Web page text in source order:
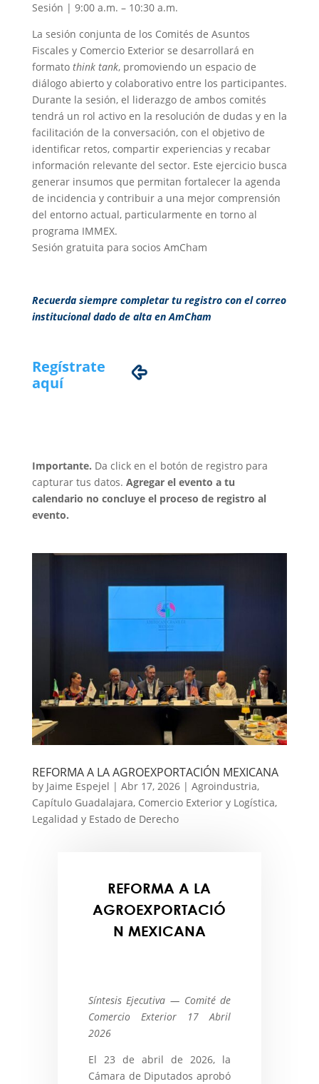
Sesión | 9:00 a.m. – 10:30 a.m.
La sesión conjunta de los Comités de Asuntos
Fiscales y Comercio Exterior se desarrollará en
formato think tank, promoviendo un espacio de
diálogo abierto y colaborativo entre los participantes.
Durante la sesión, el liderazgo de ambos comités
tendrá un rol activo en la resolución de dudas y en la
facilitación de la conversación, con el objetivo de
identificar retos, compartir experiencias y recabar
información relevante del sector. Este ejercicio busca
generar insumos que permitan fortalecer la agenda
de incidencia y contribuir a una mejor comprensión
del entorno actual, particularmente en torno al
programa IMMEX.
Sesión gratuita para socios AmCham
Recuerda siempre completar tu registro con el correo
institucional dado de alta en AmCham
Regístrate
aquí
Importante. Da click en el botón de registro para
capturar tus datos. Agregar el evento a tu
calendario no concluye el proceso de registro al
evento.
REFORMA A LA AGROEXPORTACIÓN MEXICANA
by Jaime Espejel | Abr 17, 2026| Agroindustria,
Capítulo Guadalajara, Comercio Exterior y Logística,
Legalidad y Estado de Derecho
REFORMA A LA
AGROEXPORTACIÓ
N MEXICANA
Síntesis Ejecutiva — Comité de
Comercio Exterior 17 Abril
2026
El 23 de abril de 2026, la
Cámara de Diputados aprobó